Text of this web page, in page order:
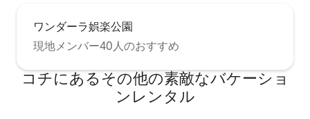
ワンダーラ娯楽公園
現地メンバー40人のおすすめ
コチにあるその他の素敵なバケーショ
ンレンタル